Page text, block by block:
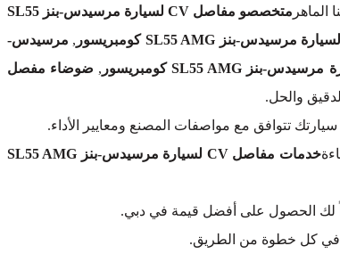
الماهر
متخصصو مفاصل CV لسيارة مرسيدس-بنز SL55
, مرسيدس-
, ضوضاء مفصل
والحل.
تتوافق مع مواصفات المصنع ومعايير الأداء.
خدمات مفاصل CV لسيارة مرسيدس-بنز SL55 AMG
لك الحصول على أفضل قيمة في دبي.
في كل خطوة من الطريق.